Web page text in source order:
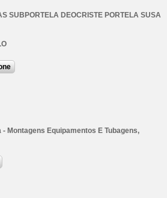
SUBPORTELA DEOCRISTE PORTELA SUSA
- Montagens Equipamentos E Tubagens,